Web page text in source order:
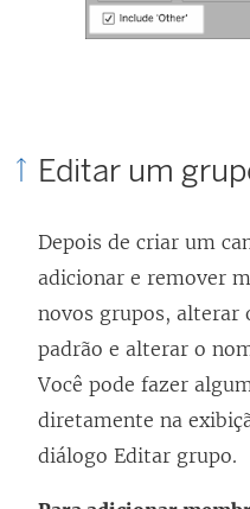
Editar um
Depois de criar um
adicionar e remover
novos grupos, alterar
padrão e alterar o
Você pode fazer
diretamente na
diálogo Editar grupo.